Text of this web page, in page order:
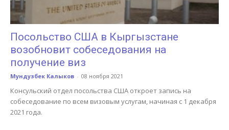
Посольство США в Кыргызстане
возобновит собеседования на
получение виз
Мундузбек Калыков - 08 ноября 2021
Консульский отдел посольства США откроет запись на
собеседование по всем визовым услугам, начиная с 1 декабря
2021 года.